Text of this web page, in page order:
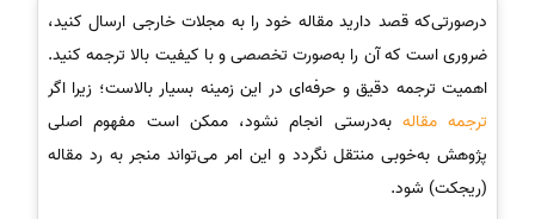
درصورتی‌که قصد دارید مقاله خود را به مجلات خارجی ارسال کنید،
ضروری است که آن را به‌صورت تخصصی و با کیفیت بالا ترجمه کنید.
اهمیت ترجمه دقیق و حرفه‌ای در این زمینه بسیار بالاست؛ زیرا اگر
ترجمه مقاله به‌درستی انجام نشود، ممکن است مفهوم اصلی
پژوهش به‌خوبی منتقل نگردد و این امر می‌تواند منجر به رد مقاله
(ریجکت) شود.